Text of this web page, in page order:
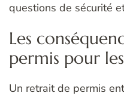
questions de sécurité
Les
permis pour
Un retrait de permis